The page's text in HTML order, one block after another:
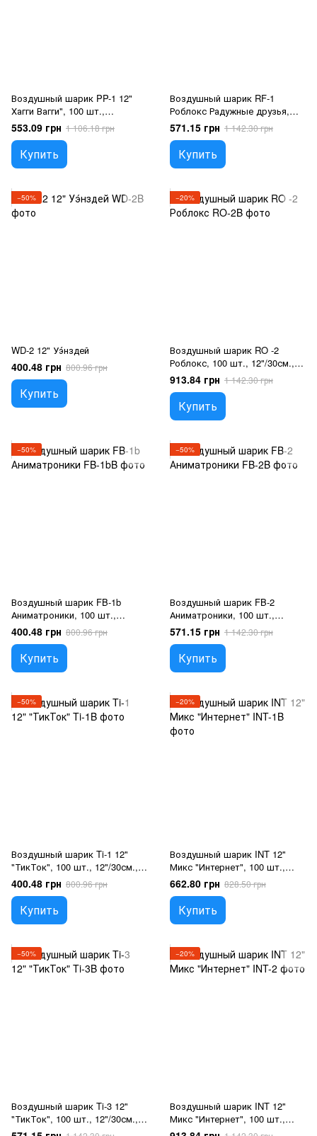
Воздушный шарик PP-1 12"
Хагги Вагги", 100 шт.,
12"/30см., Ассорти пастель,
Игры
553.09 грн 1 106.18 грн
Купить
Воздушный шарик RF-1
Роблокс Радужные друзья,
100 шт., 12"/30см., Черный,
Роблокс
571.15 грн 1 142.30 грн
Купить
−50%
WD-2 12" Уэ́нздей
400.48 грн 800.96 грн
Купить
−20%
Воздушный шарик RO -2
Роблокс, 100 шт., 12"/30см.,
Ассорти пастель, Роблокс
913.84 грн 1 142.30 грн
Купить
−50%
Воздушный шарик FB-1b
Аниматроники, 100 шт.,
12"/30см., Черный, Пять ночей
с Фредди
400.48 грн 800.96 грн
Купить
−50%
Воздушный шарик FB-2
Аниматроники, 100 шт.,
12"/30см., Ассорти пастель,
Пять ночей с Фредди
571.15 грн 1 142.30 грн
Купить
−50%
Воздушный шарик Ti-1 12"
"ТикТок", 100 шт., 12"/30см.,
Микс (5 цветов), Социальные
сети
400.48 грн 800.96 грн
Купить
−20%
Воздушный шарик INT 12"
Микс "Интернет", 100 шт.,
12"/30см., Ассорти пастель,
На любое событие
662.80 грн 828.50 грн
Купить
−50%
Воздушный шарик Ti-3 12"
"ТикТок", 100 шт., 12"/30см.,
Микс (5 цветов), Социальные
−20%
Воздушный шарик INT 12"
Микс "Интернет", 100 шт.,
12"/30см., Ассорти пастель,